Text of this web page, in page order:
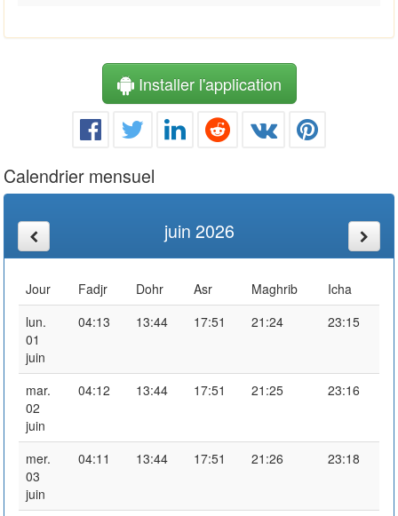
Installer l'application
Calendrier mensuel
juin 2026
Jour Fadjr Dohr Asr Maghrib
Icha
lun.
01
juin
04:13 13:44 17:51 21:24 23:15
mar.
02
juin
04:12 13:44 17:51 21:25 23:16
mer.
03
juin
04:11 13:44 17:51 21:26 23:18